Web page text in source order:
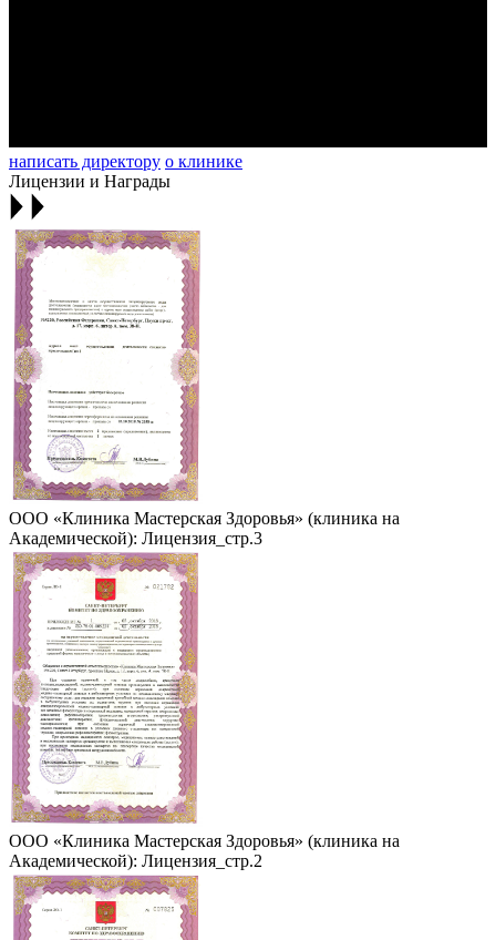
написать директору о клинике
Лицензии и Награды
ООО «Клиника Мастерская Здоровья» (клиника на
Академической): Лицензия_стр.3
ООО «Клиника Мастерская Здоровья» (клиника на
Академической): Лицензия_стр.2